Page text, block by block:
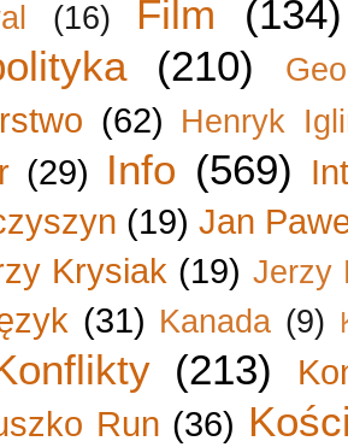
(16) Film
(134)
(210)
(62) Henryk
(29) Info (569)
(19) Jan
Krysiak (19) Jerzy
(31) Kanada (9)
(213)
Run (36)